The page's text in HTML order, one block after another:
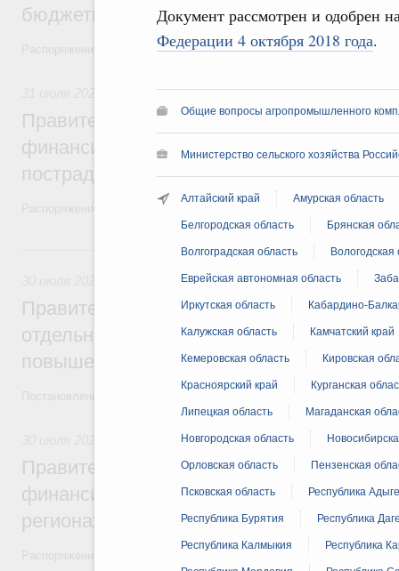
Документ рассмотрен и одобрен
Федерации 4 октября 2018 года.
Общие вопросы агропромышленного
Министерство сельского хозяйства
Алтайский край Амурская область
Белгородская область Брянская
Волгоградская область Вологодская
Еврейская автономная область
Иркутская область Кабардино-
Калужская область Камчатский край
Кемеровская область Кировская
Красноярский край Курганская
Липецкая область Магаданская
Новгородская область
Орловская область Пензенская
Псковская область Республика
Республика Бурятия Республика
Республика Калмыкия Республика
бюджетным кредитам ещё двум
Распоряжение от 29 июля 2026 года №2016-р
Чрезвычайные ситуации и ликвидация их
Правительство выделило
финансирование Дагестану и Чечне на
пострадавшим от наводнения
Распоряжение от 28 июля 2026 года №1999-р и распоряжение от
30 июля, четверг
Оборот бензина и дизельного топлива
Правительство ввело новый временный
отдельных видов топлива и утвердило
повышения доступности нефтепродуктов
Постановления от 30 июля 2026 года №952, №953, №954
Малое и среднее предпринимательство
Правительство выделило
финансирование на поддержку бизнеса
регионах